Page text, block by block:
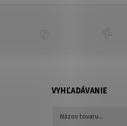
VYHĽADÁVANIE